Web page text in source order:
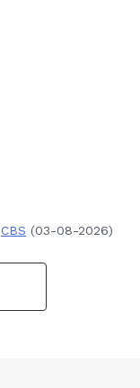
CBS (03-08-2026)